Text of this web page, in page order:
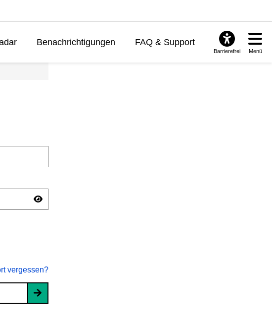
Benachrichtigungen FAQ & Support
Barrierefrei Menü
vergessen?